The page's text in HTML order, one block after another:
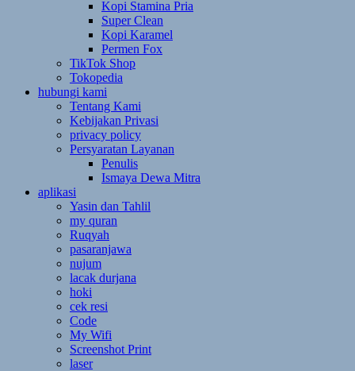
Kopi Stamina Pria
Super Clean
Kopi Karamel
Permen Fox
TikTok Shop
Tokopedia
hubungi kami
Tentang Kami
Kebijakan Privasi
privacy policy
Persyaratan Layanan
Penulis
Ismaya Dewa Mitra
aplikasi
Yasin dan Tahlil
my quran
Ruqyah
pasaranjawa
nujum
lacak durjana
hoki
cek resi
Code
My Wifi
Screenshot Print
laser